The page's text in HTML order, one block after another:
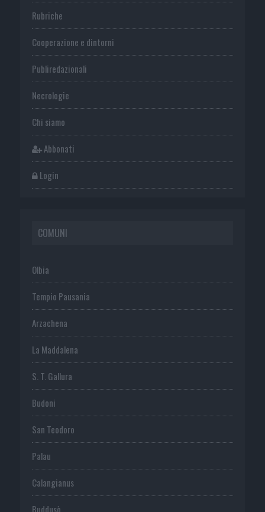
Rubriche
Cooperazione e dintorni
Publiredazionali
Necrologie
Chi siamo
Abbonati
Login
COMUNI
Olbia
Tempio Pausania
Arzachena
La Maddalena
S. T. Gallura
Budoni
San Teodoro
Palau
Calangianus
Buddusò